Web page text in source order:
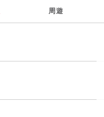
周遊